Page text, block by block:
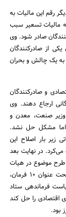
رقم این مالیات به
مالیات تسعیر سبب
صادر شود. وی
از صادرکنندگان
به یک چالش و بحران
و صادرکنندگان
ارجاع دهند. وی
صنعت، معدن و
اما مشکل حل نشد.
زیر بار اصلاح این
می‌کرد. در نهایت بعد
طرح موضوع در هیات
نمایندگان اتاق تهران و‌ بیانیه‌ای که توسط اتاق تهران‌ تحت عنوان 10 فرمان،
فرماندهی ستاد
اقتصادی را حل کند